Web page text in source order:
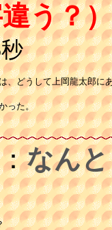
う？）
、どうして上岡龍太郎に
った。
なんと